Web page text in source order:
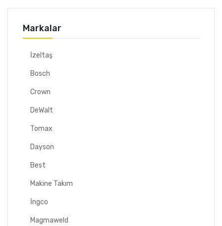
Markalar
İzeltaş
Bosch
Crown
DeWalt
Tomax
Dayson
Best
Makine Takım
İngco
Magmaweld